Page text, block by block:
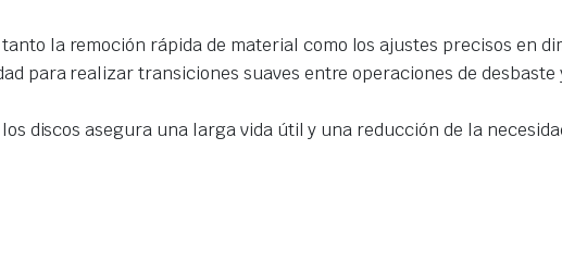
la remoción rápida de material como los ajustes precisos en
para realizar transiciones suaves entre operaciones de
discos asegura una larga vida útil y una reducción de la